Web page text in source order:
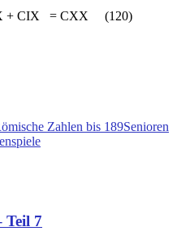
+ CIX = CXX (120)
Zahlen bis 189Senioren
Teil 7